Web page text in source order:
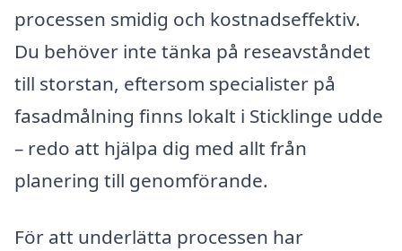
processen smidig och kostnadseffektiv.
Du behöver inte tänka på reseavståndet
till storstan, eftersom specialister på
fasadmålning finns lokalt i Sticklinge udde
– redo att hjälpa dig med allt från
planering till genomförande.
För att underlätta processen har